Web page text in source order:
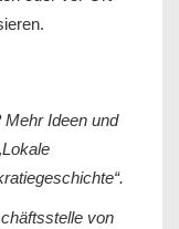
Ideen und
von